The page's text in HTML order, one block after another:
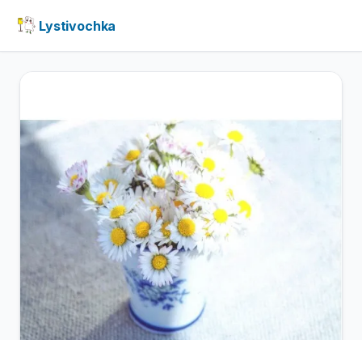
Lystivochka